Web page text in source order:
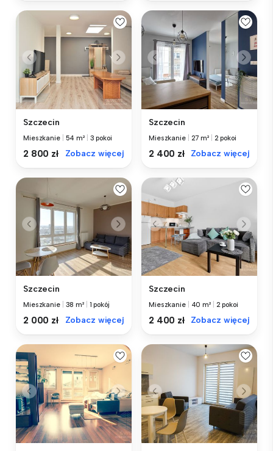
Szczecin
Mieszkanie 54 m² 3 pokoi
2 800 zł Zobacz więcej
Szczecin
Mieszkanie 27 m² 2 pokoi
2 400 zł Zobacz więcej
Szczecin
Mieszkanie 38 m² 1 pokój
2 000 zł Zobacz więcej
Szczecin
Mieszkanie 40 m² 2 pokoi
2 400 zł Zobacz więcej